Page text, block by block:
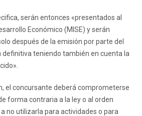
serán entonces «presentados al
Económico (MISE) y serán
después de la emisión por parte del
definitiva teniendo también en cuenta la
el concursante deberá comprometerse
forma contraria a la ley o al orden
no utilizarla para actividades o para